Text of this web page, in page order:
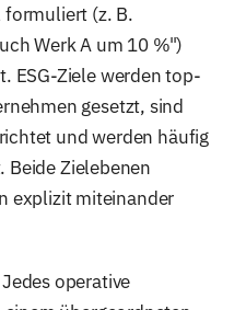
(z. B.
Werk A um 10 %")
ESG-Ziele werden top-
gesetzt, sind
und werden häufig
Beide Zielebenen
explizit miteinander
Jedes operative